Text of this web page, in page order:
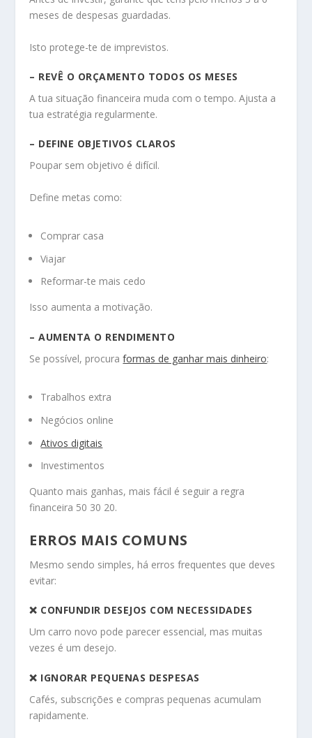
meses de despesas guardadas.
Isto protege-te de imprevistos.
– REVÊ O ORÇAMENTO TODOS OS MESES
A tua situação financeira muda com o tempo. Ajusta a
tua estratégia regularmente.
– DEFINE OBJETIVOS CLAROS
Poupar sem objetivo é difícil.
Define metas como:
Comprar casa
Viajar
Reformar-te mais cedo
Isso aumenta a motivação.
– AUMENTA O RENDIMENTO
Se possível, procuraformas de ganhar mais dinheiro:
Trabalhos extra
Negócios online
Ativos digitais
Investimentos
Quanto mais ganhas, mais fácil é seguir a regra
financeira 50 30 20.
ERROS MAIS COMUNS
Mesmo sendo simples, há erros frequentes que deves
evitar:
❌ CONFUNDIR DESEJOS COM NECESSIDADES
Um carro novo pode parecer essencial, mas muitas
vezes é um desejo.
❌ IGNORAR PEQUENAS DESPESAS
Cafés, subscrições e compras pequenas acumulam
rapidamente.